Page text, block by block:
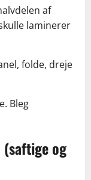
af
laminerer
folde, dreje
Bleg
og